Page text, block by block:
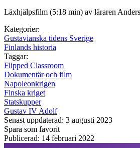
Läxhjälpsfilm (5:18 min) av läraren
Kategorier:
Gustavianska tidens Sverige
Finlands historia
Taggar:
Flipped Classroom
Dokumentär och film
Napoleonkrigen
Finska kriget
Statskupper
Gustav IV Adolf
Senast uppdaterad: 3 augusti 2023
Spara som favorit
Publicerad: 14 februari 2022